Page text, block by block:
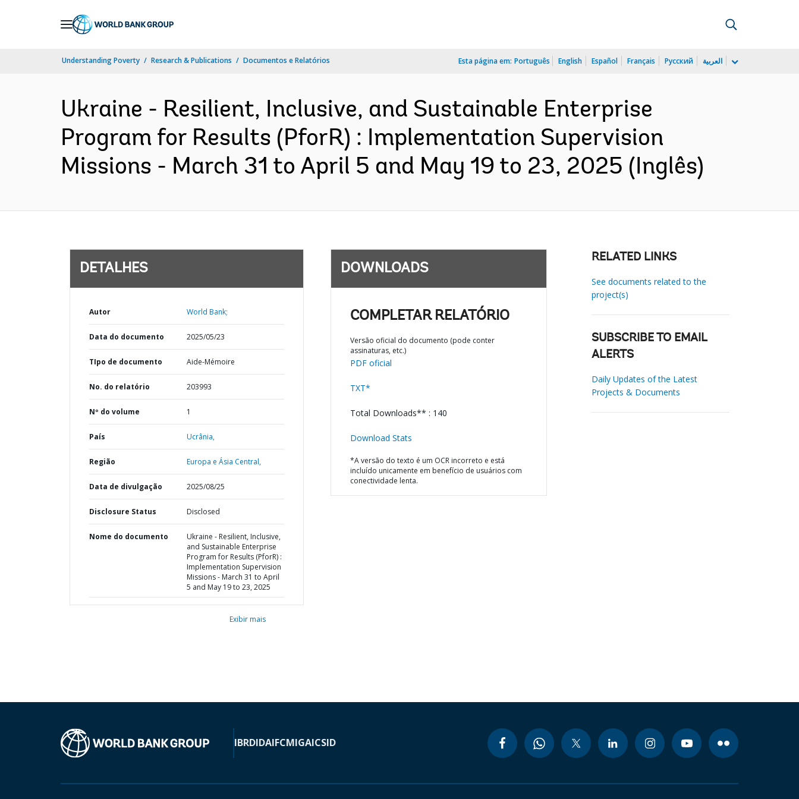
Understanding Poverty Research & Publications Documentos e Relatórios Esta página em: Português English Español Français Русский العربية
Ukraine - Resilient, Inclusive, and Sustainable Enterprise
Program for Results (PforR) : Implementation Supervision
Missions - March 31 to April 5 and May 19 to 23, 2025 (Inglês)
DETALHES
Autor World Bank;
Data do documento 2025/05/23
TIpo de documento Aide-Mémoire
No. do relatório 203993
Nº do volume 1
País Ucrânia,
Região Europa e Ásia Central,
Data de divulgação 2025/08/25
Disclosure Status Disclosed
Nome do documento
Ukraine - Resilient, Inclusive,
and Sustainable Enterprise
Program for Results (PforR) :
Implementation Supervision
Missions - March 31 to April
5 and May 19 to 23, 2025
Exibir mais
DOWNLOADS
COMPLETAR RELATÓRIO
Versão oficial do documento (pode conter
assinaturas, etc.)
PDF oficial
TXT*
Total Downloads** : 140
Download Stats
*A versão do texto é um OCR incorreto e está
incluído unicamente em benefício de usuários com
conectividade lenta.
RELATED LINKS
See documents related to the
project(s)
SUBSCRIBE TO EMAIL
ALERTS
Daily Updates of the Latest
Projects & Documents
IBRDIDAIFCMIGAICSID